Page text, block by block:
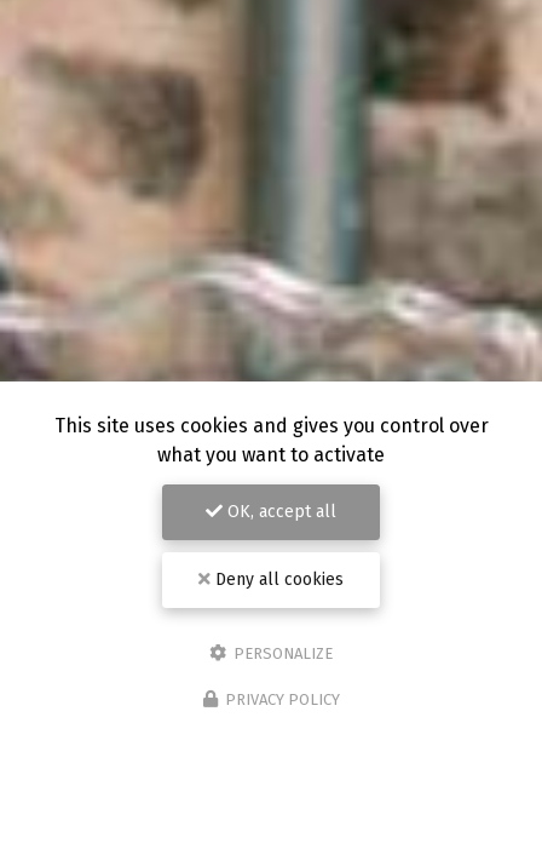
This site uses cookies and gives you control over
what you want to activate
OK, accept all
Deny all cookies
PERSONALIZE
PRIVACY POLICY